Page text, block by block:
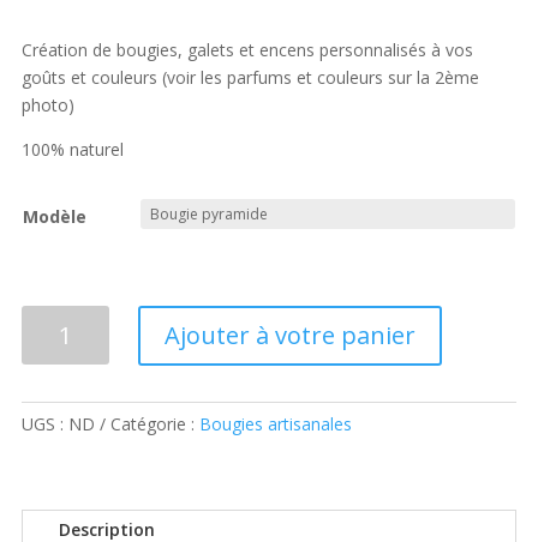
Création de bougies, galets et encens personnalisés à vos
goûts et couleurs (voir les parfums et couleurs sur la 2ème
photo)
100% naturel
Modèle
artisanales
pyramides
Ajouter à votre panier
UGS : ND Catégorie : Bougies artisanales
Description